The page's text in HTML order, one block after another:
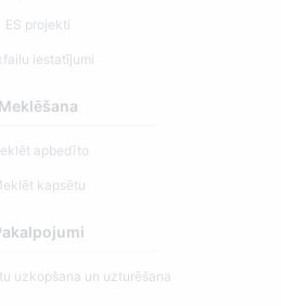
ES projekti
iestatījumi
Meklēšana
apbedīto
kapsētu
uzkopšana un uzturēšana